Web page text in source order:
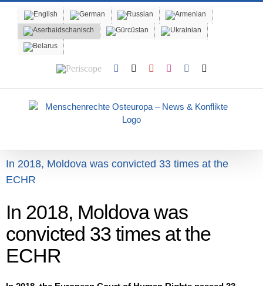
content
Periscope Facebook YouTubeInstagram
In 2018, Moldova was convicted 33 times at the
ECHR
In 2018, Moldova was
convicted 33 times at the
ECHR